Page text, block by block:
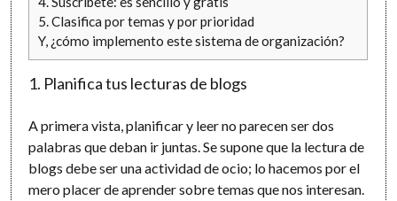
5. Clasifica por temas y por prioridad
Y, ¿cómo implemento este sistema de organización?
1. Planifica tus lecturas de blogs
A primera vista, planificar y leer no parecen ser dos
palabras que deban ir juntas. Se supone que la lectura de
blogs debe ser una actividad de ocio; lo hacemos por el
mero placer de aprender sobre temas que nos interesan.